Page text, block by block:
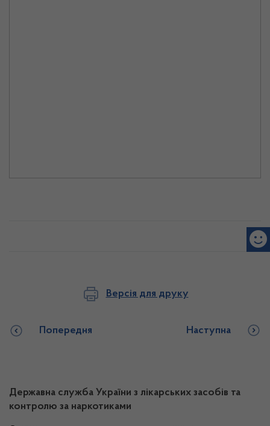
Версія для друку
Попередня Наступна
Державна служба України з лікарських засобів та
контролю за наркотиками